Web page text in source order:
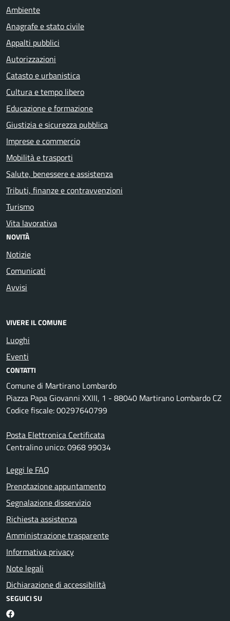
Ambiente
Anagrafe e stato civile
Appalti pubblici
Autorizzazioni
Catasto e urbanistica
Cultura e tempo libero
Educazione e formazione
Giustizia e sicurezza pubblica
Imprese e commercio
Mobilità e trasporti
Salute, benessere e assistenza
Tributi, finanze e contravvenzioni
Turismo
Vita lavorativa
NOVITÀ
Notizie
Comunicati
Avvisi
VIVERE IL COMUNE
Luoghi
Eventi
CONTATTI
Comune di Martirano Lombardo
Piazza Papa Giovanni XXIII, 1 - 88040 Martirano Lombardo CZ
Codice fiscale: 00297640799
Posta Elettronica Certificata
Centralino unico: 0968 99034
Leggi le FAQ
Prenotazione appuntamento
Segnalazione disservizio
Richiesta assistenza
Amministrazione trasparente
Informativa privacy
Note legali
Dichiarazione di accessibilità
SEGUICI SU
Martirano Lombardo Facebook